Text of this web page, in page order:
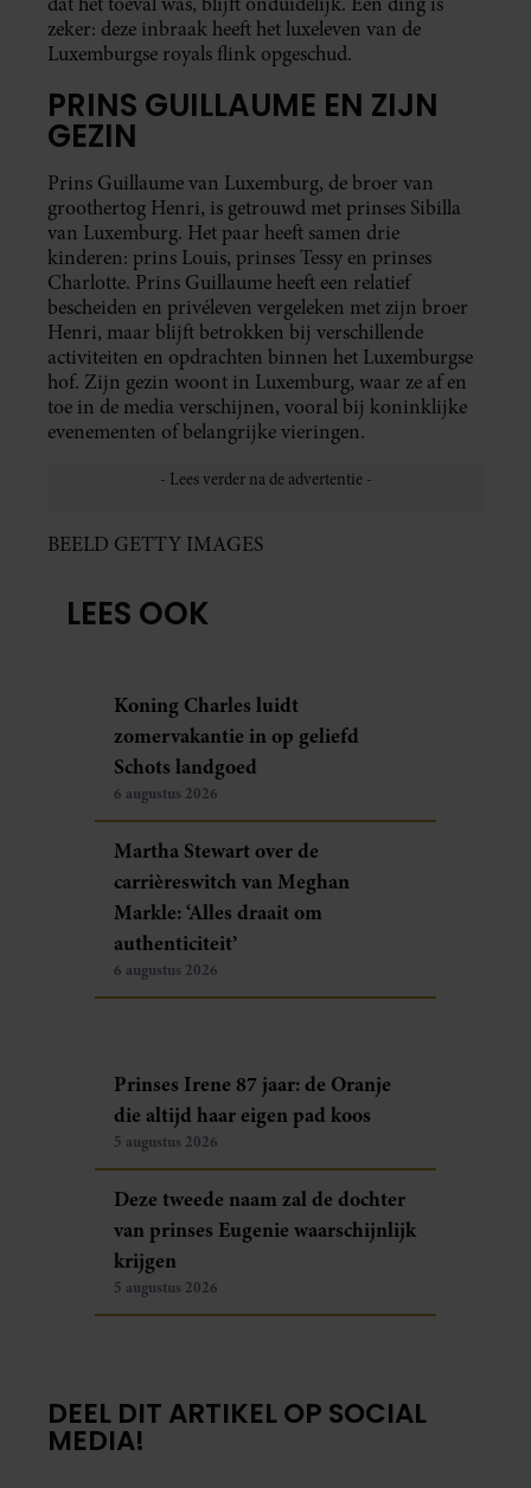
zeker: deze inbraak heeft het luxeleven van de
Luxemburgse royals flink opgeschud.
PRINS GUILLAUME EN ZIJN
GEZIN
Prins Guillaume van Luxemburg, de broer van
groothertog Henri, is getrouwd met prinses Sibilla
van Luxemburg. Het paar heeft samen drie
kinderen: prins Louis, prinses Tessy en prinses
Charlotte. Prins Guillaume heeft een relatief
bescheiden en privéleven vergeleken met zijn broer
Henri, maar blijft betrokken bij verschillende
activiteiten en opdrachten binnen het Luxemburgse
hof. Zijn gezin woont in Luxemburg, waar ze af en
toe in de media verschijnen, vooral bij koninklijke
evenementen of belangrijke vieringen.
BEELD GETTY IMAGES
LEES OOK
Koning Charles luidt
zomervakantie in op geliefd
Schots landgoed
6 augustus 2026
Martha Stewart over de
carrièreswitch van Meghan
Markle: ‘Alles draait om
authenticiteit’
6 augustus 2026
Prinses Irene 87 jaar: de Oranje
die altijd haar eigen pad koos
5 augustus 2026
Deze tweede naam zal de dochter
van prinses Eugenie waarschijnlijk
krijgen
5 augustus 2026
DEEL DIT ARTIKEL OP SOCIAL
MEDIA!